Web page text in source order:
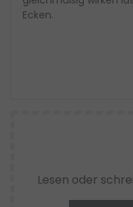
Ecken.
Lesen oder